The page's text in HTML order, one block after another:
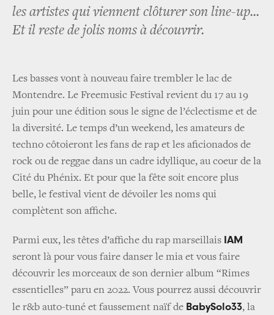
les artistes qui viennent clôturer son line-up...
Et il reste de jolis noms à découvrir.
Les basses vont à nouveau faire trembler le lac de
Montendre. Le Freemusic Festival revient du 17 au 19
juin pour une édition sous le signe de l’éclectisme et de
la diversité. Le temps d’un weekend, les amateurs de
techno côtoieront les fans de rap et les aficionados de
rock ou de reggae dans un cadre idyllique, au coeur de la
Cité du Phénix. Et pour que la fête soit encore plus
belle, le festival vient de dévoiler les noms qui
complètent son affiche.
Parmi eux, les têtes d’affiche du rap marseillais IAM
seront là pour vous faire danser le mia et vous faire
découvrir les morceaux de son dernier album “Rimes
essentielles” paru en 2022. Vous pourrez aussi découvrir
le r&b auto-tuné et faussement naïf de BabySolo33, la